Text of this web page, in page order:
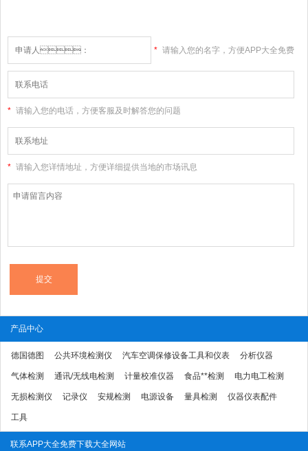
* 请输入您的名字，方便APP大全免费
* 请输入您的电话，方便客服及时解答您的问题
* 请输入您详情地址，方便详细提供当地的市场讯息
产品中心
德国德图 公共环境检测仪 汽车空调保修设备工具和仪表 分析仪器
气体检测 通讯/无线电检测 计量校准仪器 食品**检测 电力电工检测
无损检测仪 记录仪 安规检测 电源设备 量具检测 仪器仪表配件
工具
联系APP大全免费下载大全网站